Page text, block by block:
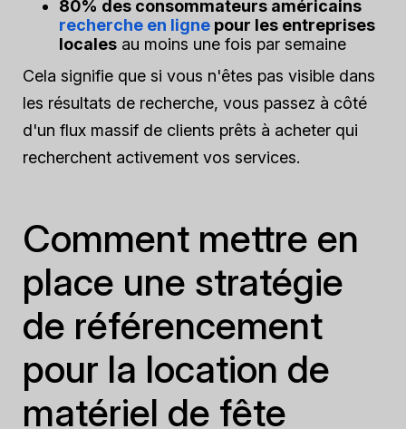
80% des consommateurs américains
recherche en ligne pour les entreprises
locales au moins une fois par semaine
Cela signifie que si vous n'êtes pas visible dans
les résultats de recherche, vous passez à côté
d'un flux massif de clients prêts à acheter qui
recherchent activement vos services.
Comment mettre en
place une stratégie
de référencement
pour la location de
matériel de fête